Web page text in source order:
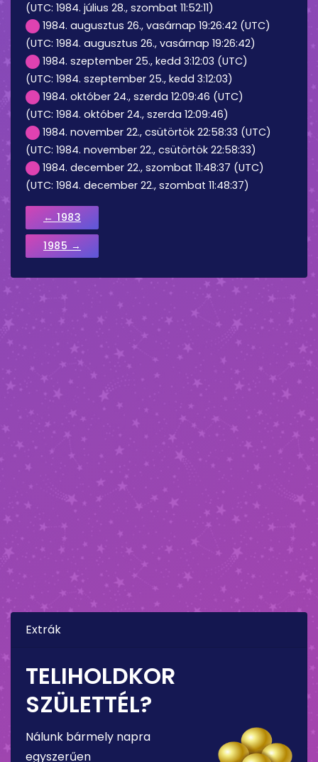
(UTC: 1984. július 28., szombat 11:52:11)
1984. augusztus 26., vasárnap 19:26:42 (UTC)
(UTC: 1984. augusztus 26., vasárnap 19:26:42)
1984. szeptember 25., kedd 3:12:03 (UTC)
(UTC: 1984. szeptember 25., kedd 3:12:03)
1984. október 24., szerda 12:09:46 (UTC)
(UTC: 1984. október 24., szerda 12:09:46)
1984. november 22., csütörtök 22:58:33 (UTC)
(UTC: 1984. november 22., csütörtök 22:58:33)
1984. december 22., szombat 11:48:37 (UTC)
(UTC: 1984. december 22., szombat 11:48:37)
← 1983
1985 →
Extrák
TELIHOLDKOR
SZÜLETTÉL?
Nálunk bármely napra
egyszerűen